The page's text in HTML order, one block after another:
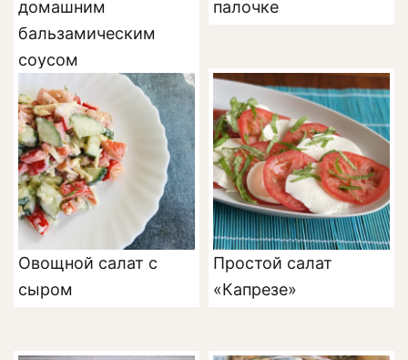
домашним
бальзамическим
соусом
палочке
Овощной салат с
сыром
Простой салат
«Капрезе»